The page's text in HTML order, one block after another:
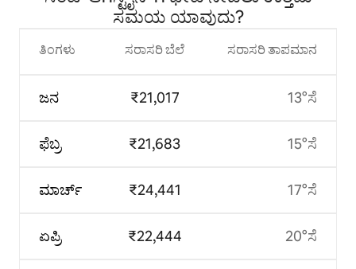
ಸಮಯ ಯಾವುದು?
ತಿಂಗಳು
ಜನ
ಫೆಬ್ರ
ಮಾರ್ಚ್
ಏಪ್ರಿ
ಸರಾಸರಿ ಬೆಲೆ
₹21,017
₹21,683
₹24,441
₹22,444
ಸರಾಸರಿ ತಾಪಮಾನ
13°ಸೆ
15°ಸೆ
17°ಸೆ
20°ಸೆ